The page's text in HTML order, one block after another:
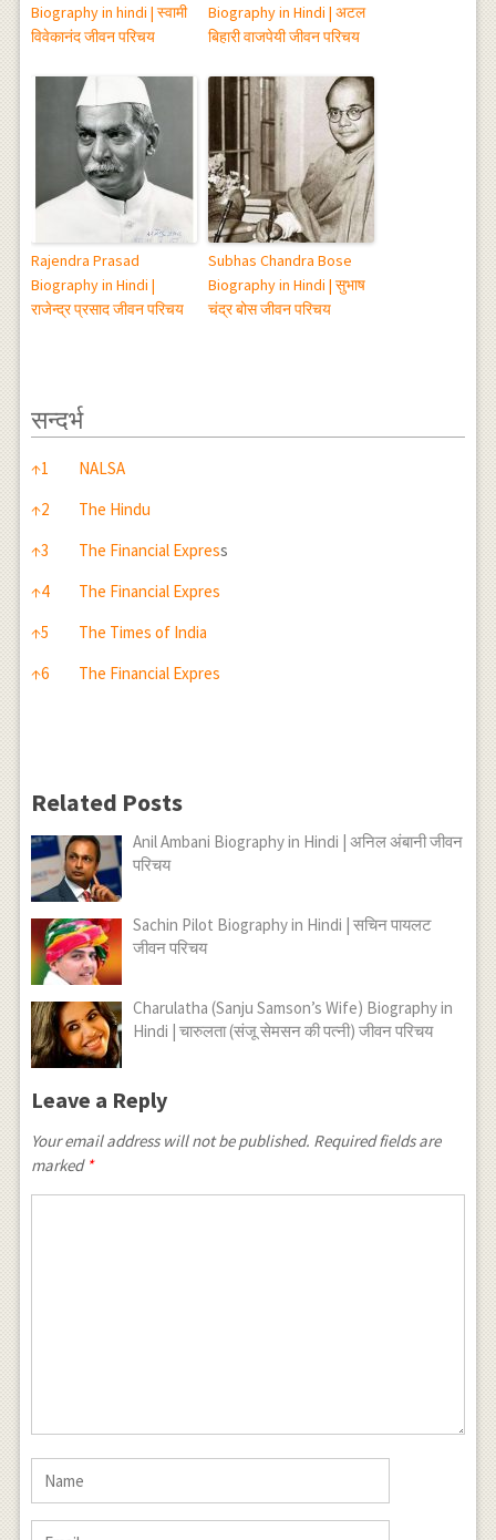
Biography in hindi | स्वामी
विवेकानंद जीवन परिचय
Biography in Hindi | अटल
बिहारी वाजपेयी जीवन परिचय
Rajendra Prasad
Biography in Hindi |
राजेन्द्र प्रसाद जीवन परिचय
Subhas Chandra Bose
Biography in Hindi | सुभाष
चंद्र बोस जीवन परिचय
सन्दर्भ
सन्दर्भ
↑1
NALSA
↑2
The Hindu
↑3 The Financial Express
↑4
The Financial Expres
↑5
The Times of India
↑6 The Financial Expres
Related Posts
Anil Ambani Biography in Hindi | अनिल अंबानी जीवन
परिचय
Sachin Pilot Biography in Hindi | सचिन पायलट
जीवन परिचय
Charulatha (Sanju Samson’s Wife) Biography in
Hindi | चारुलता (संजू सेमसन की पत्नी) जीवन परिचय
Leave a Reply
Your email address will not be published. Required fields are
marked *